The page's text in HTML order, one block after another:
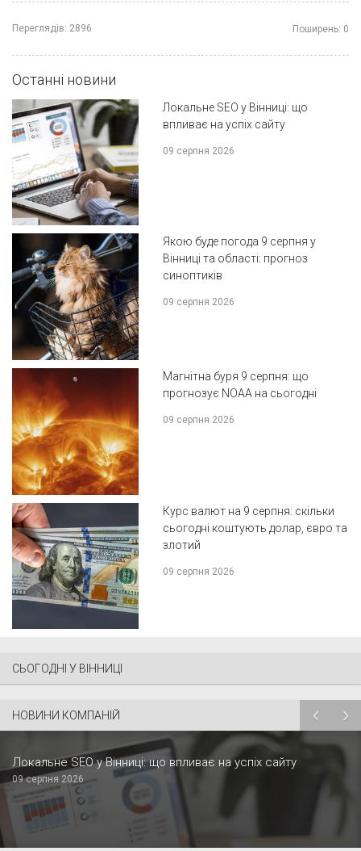
Переглядів: 2896 Поширень: 0
Останні новини
Локальне SEO у Вінниці: що
впливає на успіх сайту
09 серпня 2026
Якою буде погода 9 серпня у
Вінниці та області: прогноз
синоптиків
09 серпня 2026
Магнітна буря 9 серпня: що
прогнозує NOAA на сьогодні
09 серпня 2026
Курс валют на 9 серпня: скільки
сьогодні коштують долар, євро та
злотий
09 серпня 2026
СЬОГОДНІ У ВІННИЦІ
НОВИНИ КОМПАНІЙ
Локальне SEO у Вінниці: що впливає на успіх сайту
09 серпня 2026